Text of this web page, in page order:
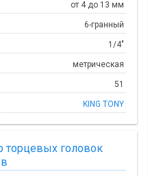
от 4 до 13 мм
6-гранный
1/4"
метрическая
51
KING TONY
торцевых головок